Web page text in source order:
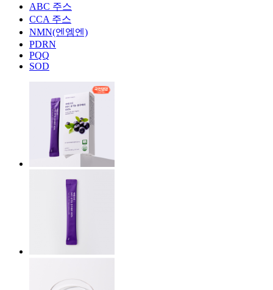
ABC 주스
CCA 주스
NMN(엔엠엔)
PDRN
PQQ
SOD